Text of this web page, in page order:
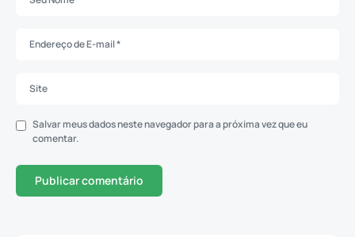
Salvar meus dados neste navegador para a próxima vez que eu
comentar.